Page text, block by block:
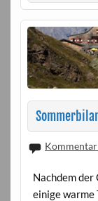
Nachdem der
einige warme